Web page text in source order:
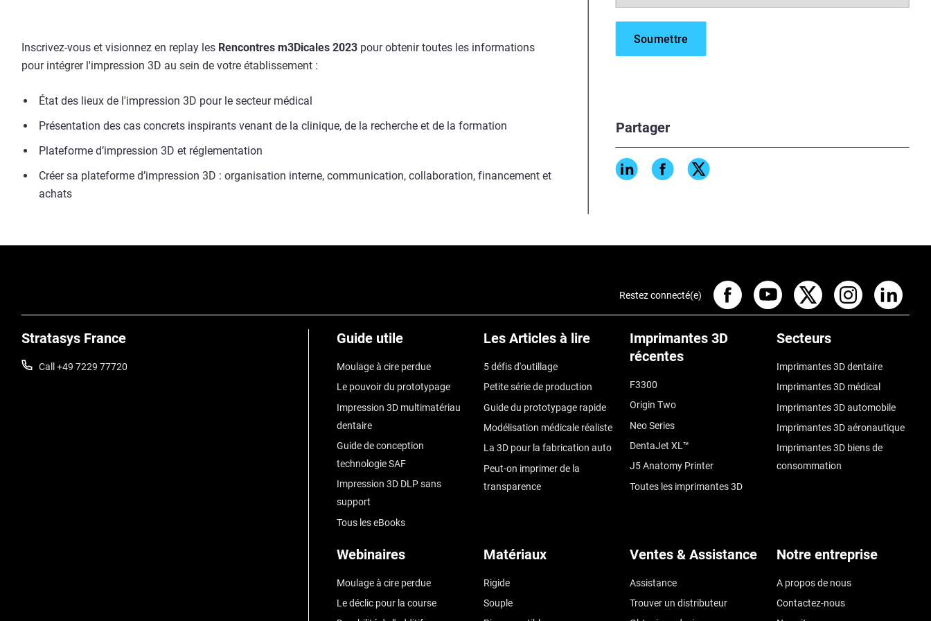
Partager
Inscrivez-vous et visionnez en replay les Rencontres m3Dicales 2023 pour obtenir toutes les informations
pour intégrer l'impression 3D au sein de votre établissement :
État des lieux de l'impression 3D pour le secteur médical
Présentation des cas concrets inspirants venant de la clinique, de la recherche et de la formation
Plateforme d’impression 3D et réglementation
Créer sa plateforme d’impression 3D : organisation interne, communication, collaboration, financement et
achats
Stratasys France
Call +49 7229 77720
Guide utile
Moulage à cire perdue
Le pouvoir du prototypage
Impression 3D multimatériau
dentaire
Guide de conception
technologie SAF
Impression 3D DLP sans
support
Tous les eBooks
Les Articles à lire
5 défis d'outillage
Petite série de production
Guide du prototypage rapide
Modélisation médicale réaliste
La 3D pour la fabrication auto
Peut-on imprimer de la
transparence
Imprimantes 3D
récentes
F3300
Origin Two
Neo Series
DentaJet XL™
J5 Anatomy Printer
Toutes les imprimantes 3D
Secteurs
Imprimantes 3D dentaire
Imprimantes 3D médical
Imprimantes 3D automobile
Imprimantes 3D aéronautique
Imprimantes 3D biens de
consommation
Webinaires
Moulage à cire perdue
Le déclic pour la course
Matériaux
Rigide
Souple
Ventes & Assistance
Assistance
Trouver un distributeur
Notre entreprise
A propos de nous
Contactez-nous
Restez connecté(e)